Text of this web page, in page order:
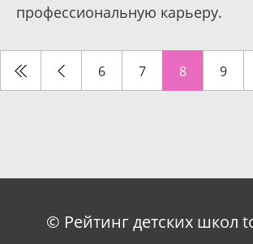
профессиональную карьеру.
6 7 8 9
© Рейтинг детских школ